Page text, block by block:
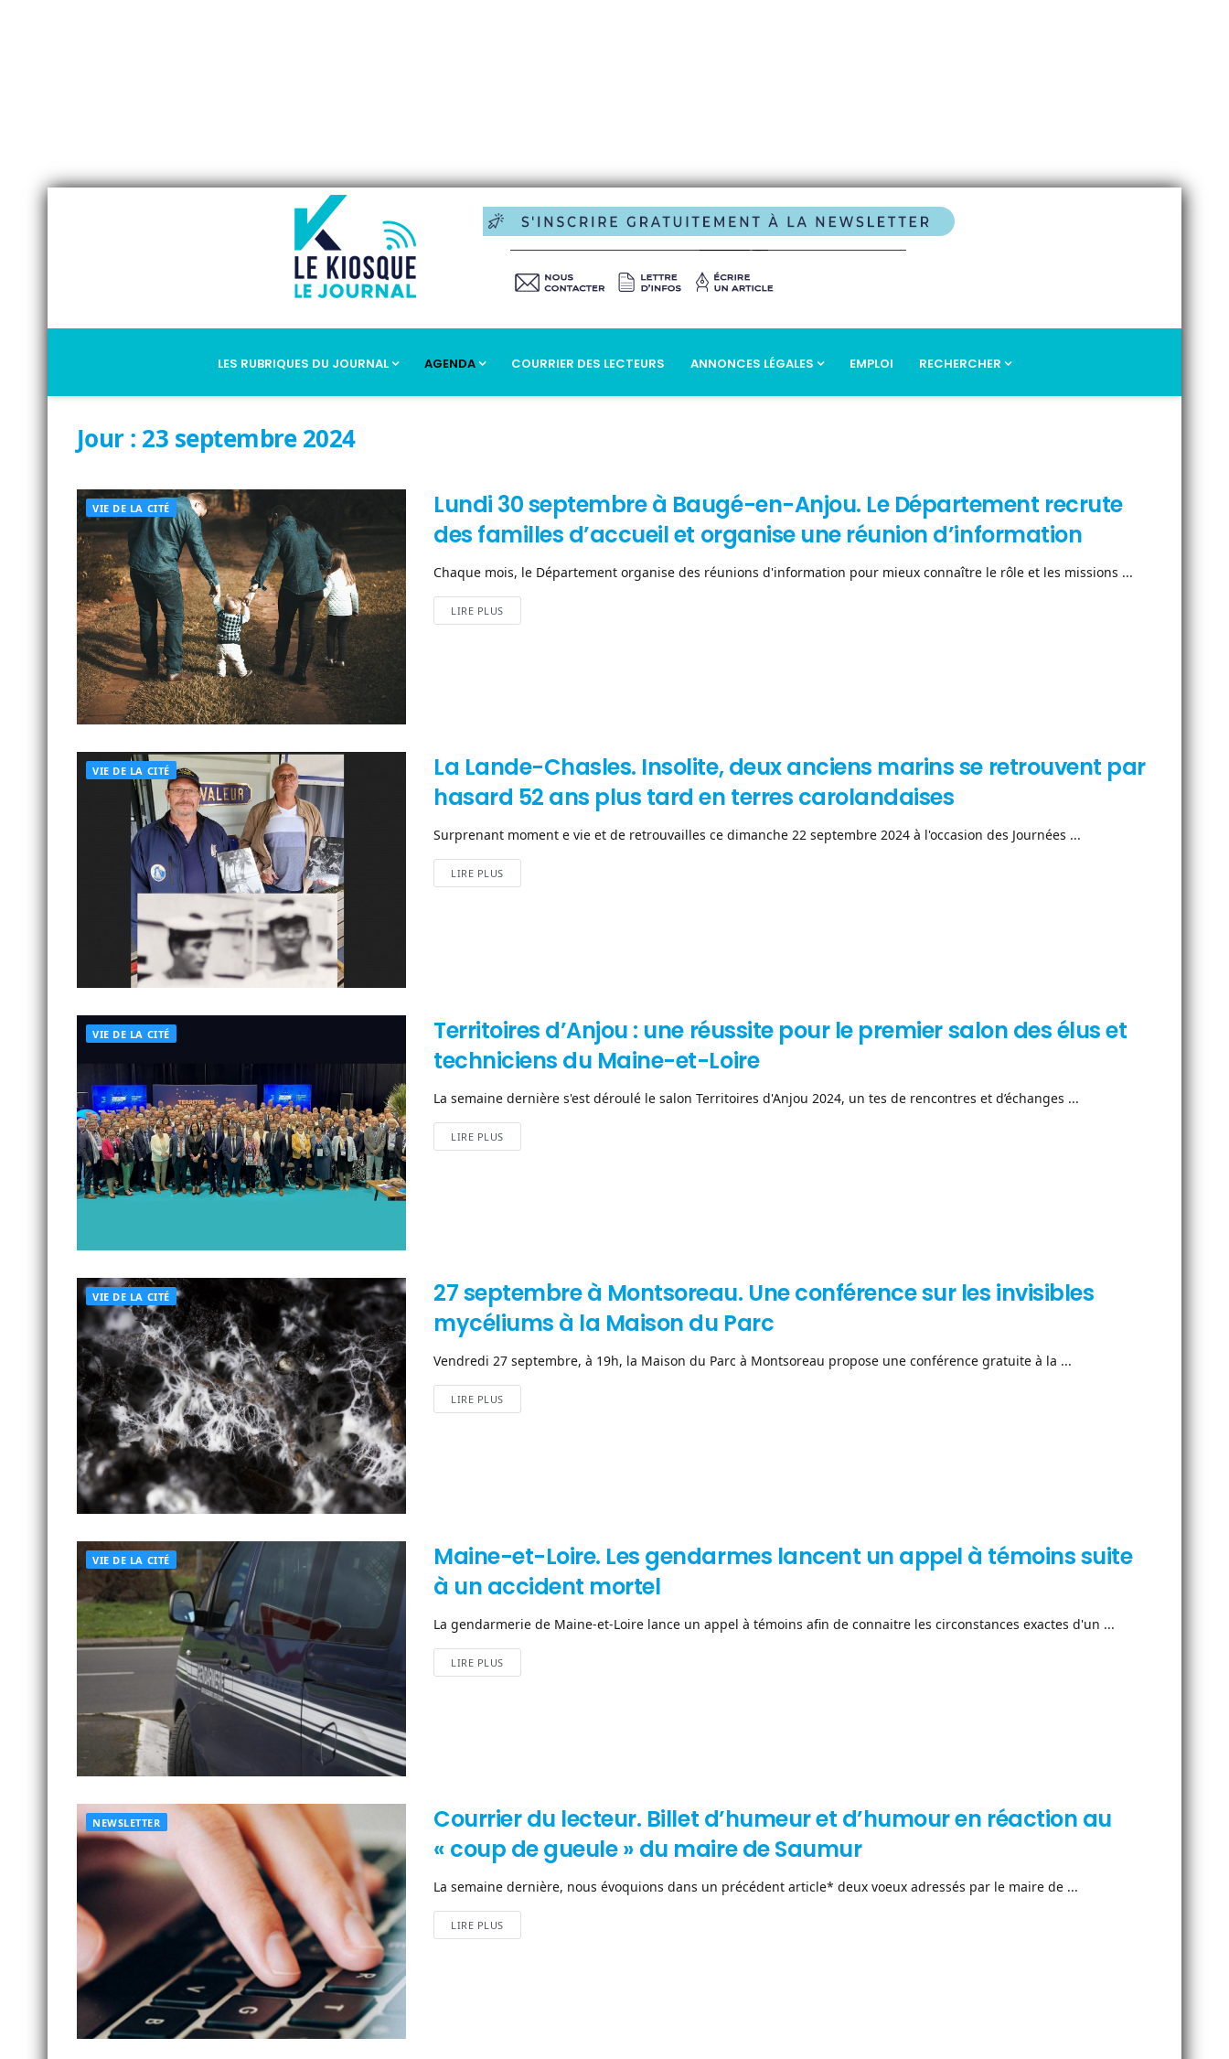
LES RUBRIQUES DU JOURNAL AGENDA COURRIER DES LECTEURS ANNONCES LÉGALES EMPLOI RECHERCHER
Jour : 23 septembre 2024
VIE DE LA CITÉ
Lundi 30 septembre à Baugé-en-Anjou. Le Département recrute
des familles d’accueil et organise une réunion d’information
Chaque mois, le Département organise des réunions d'information pour mieux connaître le rôle et les missions ...
LIRE PLUS
VIE DE LA CITÉ
La Lande-Chasles. Insolite, deux anciens marins se retrouvent par
hasard 52 ans plus tard en terres carolandaises
Surprenant moment e vie et de retrouvailles ce dimanche 22 septembre 2024 à l'occasion des Journées ...
LIRE PLUS
VIE DE LA CITÉ
Territoires d’Anjou : une réussite pour le premier salon des élus et
techniciens du Maine-et-Loire
La semaine dernière s'est déroulé le salon Territoires d'Anjou 2024, un tes de rencontres et d’échanges ...
LIRE PLUS
VIE DE LA CITÉ
27 septembre à Montsoreau. Une conférence sur les invisibles
mycéliums à la Maison du Parc
Vendredi 27 septembre, à 19h, la Maison du Parc à Montsoreau propose une conférence gratuite à la ...
LIRE PLUS
VIE DE LA CITÉ
Maine-et-Loire. Les gendarmes lancent un appel à témoins suite
à un accident mortel
La gendarmerie de Maine-et-Loire lance un appel à témoins afin de connaitre les circonstances exactes d'un ...
LIRE PLUS
NEWSLETTER
Courrier du lecteur. Billet d’humeur et d’humour en réaction au
« coup de gueule » du maire de Saumur
La semaine dernière, nous évoquions dans un précédent article* deux voeux adressés par le maire de ...
LIRE PLUS